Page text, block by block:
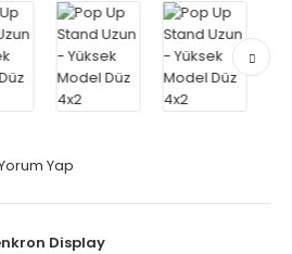
Yap
Display